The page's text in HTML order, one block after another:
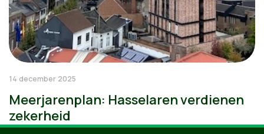
14 december 2025
Meerjarenplan: Hasselaren verdienen
zekerheid